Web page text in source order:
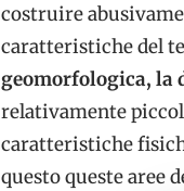
costruire
caratteristiche del
geomorfologica, la
relativamente
caratteristiche
questo queste aree